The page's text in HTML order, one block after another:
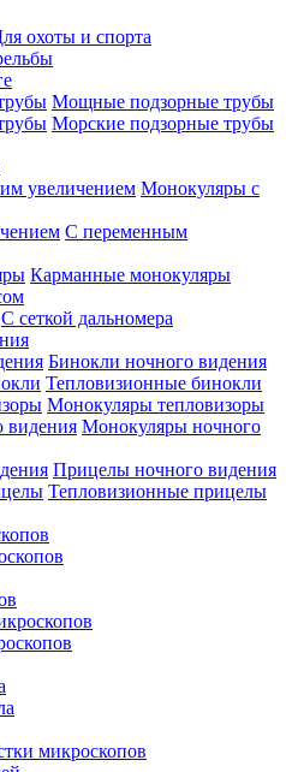
охоты и спорта
Мощные подзорные трубы
Морские подзорные трубы
Монокуляры с
С переменным
Карманные монокуляры
С сеткой дальномера
Бинокли ночного видения
Тепловизионные бинокли
Монокуляры тепловизоры
Монокуляры ночного
Прицелы ночного видения
Тепловизионные прицелы
микроскопов